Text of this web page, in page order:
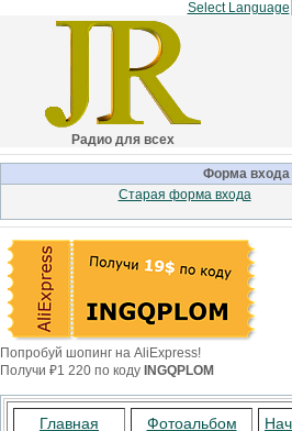
Select Language
Радио для всех
Форма входа
Старая форма входа
Попробуй шопинг на AliExpress!
Получи ₽1 220 по коду INGQPLOM
Главная Фотоальбом